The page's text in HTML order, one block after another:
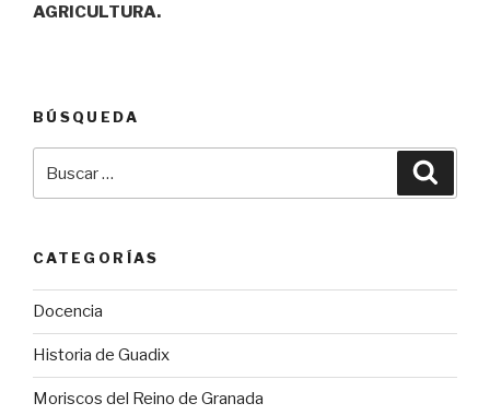
AGRICULTURA.
BÚSQUEDA
por:
CATEGORÍAS
Docencia
Historia de Guadix
Moriscos del Reino de Granada